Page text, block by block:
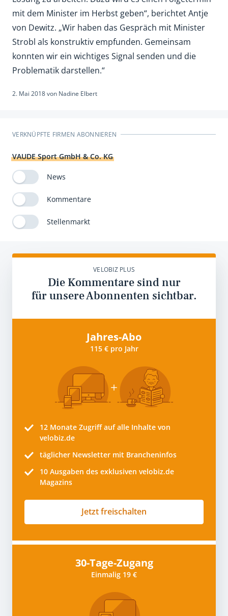
mit dem Minister im Herbst geben“, berichtet Antje
von Dewitz. „Wir haben das Gespräch mit Minister
Strobl als konstruktiv empfunden. Gemeinsam
konnten wir ein wichtiges Signal senden und die
Problematik darstellen.“
2. Mai 2018von Nadine Elbert
VERKNÜPFTE FIRMEN ABONNIEREN
VAUDE Sport GmbH & Co. KG
News
Kommentare
Stellenmarkt
VELOBIZ PLUS
Die Kommentare sind nur
für unsere Abonnenten sichtbar.
Jahres-Abo
115 € pro Jahr
12 Monate Zugriff auf alle Inhalte von
velobiz.de
täglicher Newsletter mit Brancheninfos
10 Ausgaben des exklusiven velobiz.de
Magazins
Jetzt freischalten
30-Tage-Zugang
Einmalig 19 €